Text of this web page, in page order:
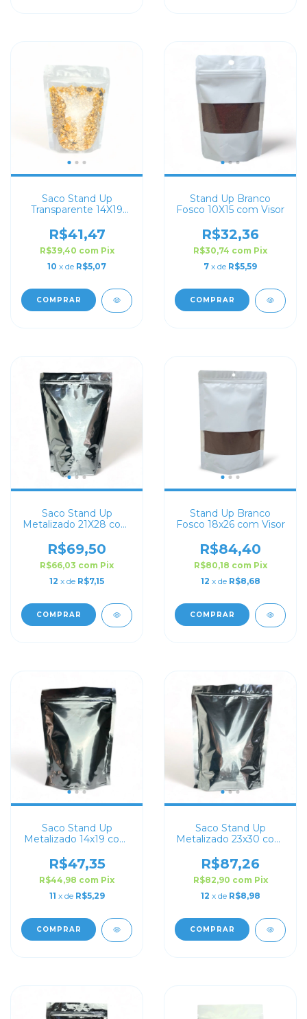
Saco Stand Up
Transparente 14X19
R$41,47
R$39,40 com Pix
10 x de R$5,07
COMPRAR
Stand Up Branco
Fosco 10X15 com Visor
R$32,36
R$30,74 com Pix
7 x de R$5,59
COMPRAR
Saco Stand Up
Metalizado 21X28 com
R$69,50
R$66,03 com Pix
12 x de R$7,15
COMPRAR
Stand Up Branco
Fosco 18x26 com Visor
R$84,40
R$80,18 com Pix
12 x de R$8,68
COMPRAR
Saco Stand Up
Metalizado 14x19 com
R$47,35
R$44,98 com Pix
11 x de R$5,29
COMPRAR
Saco Stand Up
Metalizado 23x30 com
R$87,26
R$82,90 com Pix
12 x de R$8,98
COMPRAR